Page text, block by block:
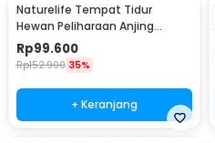
Naturelife Tempat Tidur
Hewan Peliharaan Anjing
Kucing Pet Dog Bed Size XL -
NR884
Rp99.600
Rp152.900 35%
+ Keranjang